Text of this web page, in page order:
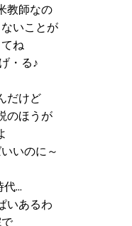
教師なの
いことが
ね
・る♪
だけど
のほうが
いのに～
代…
いあるわ